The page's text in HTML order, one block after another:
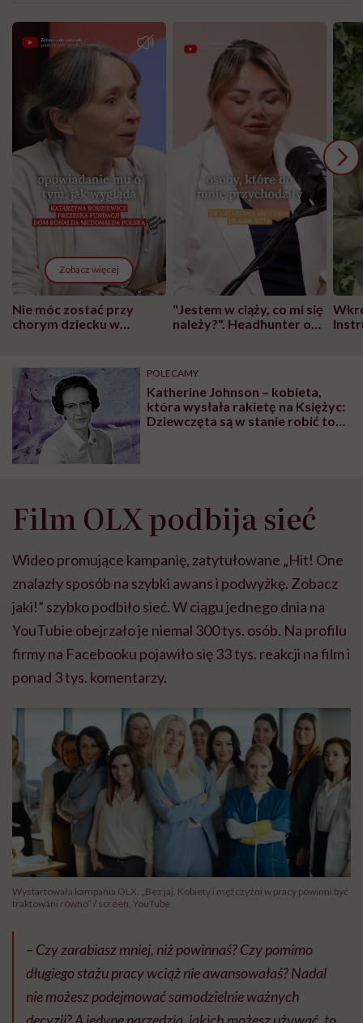
Zobacz więcej
Nie móc zostać przy
chorym dziecku w
może chyba tylko
głupota i brak
wyobraźni"
"Jestem w ciąży, co mi się
należy?". Headhunter o
pracy
POLECAMY
Katherine Johnson – kobieta,
która wysłała rakietę na Księżyc:
Dziewczęta są w stanie robić to
Film OLX podbija sieć
Wideo promujące kampanię, zatytułowane „Hit! One
znalazły sposób na szybki awans i podwyżkę. Zobacz
jaki!” szybko podbiło sieć. W ciągu jednego dnia na
YouTubie obejrzało je niemal 300 tys. osób. Na profilu
firmy na Facebooku pojawiło się 33 tys. reakcji na film i
ponad 3 tys. komentarzy.
Wystartowała kampania OLX. „Bez jaj. Kobiety i mężczyźni w pracy powinni być
traktowani równo” / screen, YouTube
– Czy zarabiasz mniej, niż powinnaś? Czy pomimo
długiego stażu pracy wciąż nie awansowałaś? Nadal
nie możesz podejmować samodzielnie ważnych
decyzji? A jedyne narzędzia, jakich możesz używać, to